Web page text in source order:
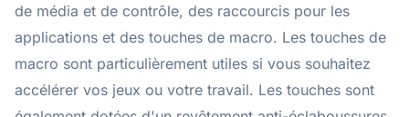
de média et de contrôle, des raccourcis pour les
applications et des touches de macro. Les touches de
macro sont particulièrement utiles si vous souhaitez
accélérer vos jeux ou votre travail. Les touches sont